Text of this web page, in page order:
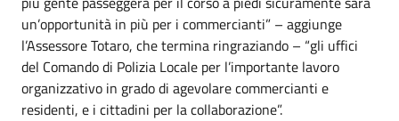
un’opportunità in più per i commercianti” – aggiunge
l’Assessore Totaro, che termina ringraziando – “gli uffici
del Comando di Polizia Locale per l’importante lavoro
organizzativo in grado di agevolare commercianti e
residenti, e i cittadini per la collaborazione”.